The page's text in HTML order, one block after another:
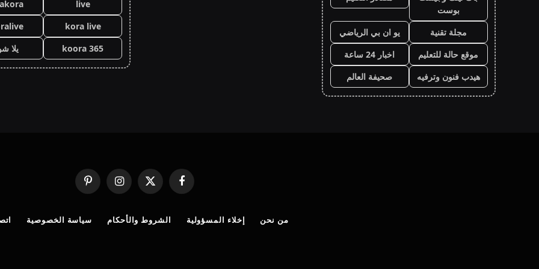
بوست
مجلة تقنية
يو ان بي الرياضي
موقع حالة للتعليم
اخبار 24 ساعة
هيدب فنون وترفيه
صحيفة العالم
live
kora live
koora 365
يلا
فيسبوك
X
(Twitter)
الانستغرامبينتيريست
من نحن إخلاء المسؤولية الشروط والأحكام سياسة الخصوصية